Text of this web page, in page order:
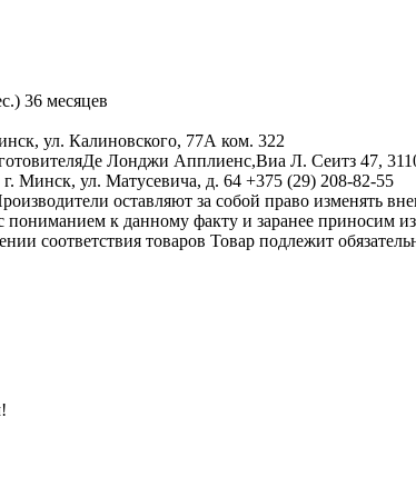
36 месяцев
ул. Калиновского, 77А ком. 322
Де Лонджи Апплиенс,Виа Л. Сеитз 47,
Минск, ул. Матусевича, д. 64 +375 (29) 208-82-55
оставляют за собой право изменять
пониманием к данному факту и заранее приносим
соответствия товаров Товар подлежит